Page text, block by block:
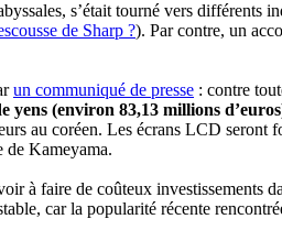
s’était tourné vers
de Sharp ?). Par contre, un
un communiqué de presse : contre
(environ 83,13 millions
au coréen. Les écrans LCD
de Kameyama.
à faire de coûteux
car la popularité récente